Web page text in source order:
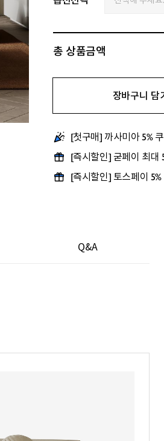
총 상품금액
장바구니 담
[첫구매] 까사미아 5%
[즉시할인] 굳페이 최대
[즉시할인] 토스페이 5%
Q&A